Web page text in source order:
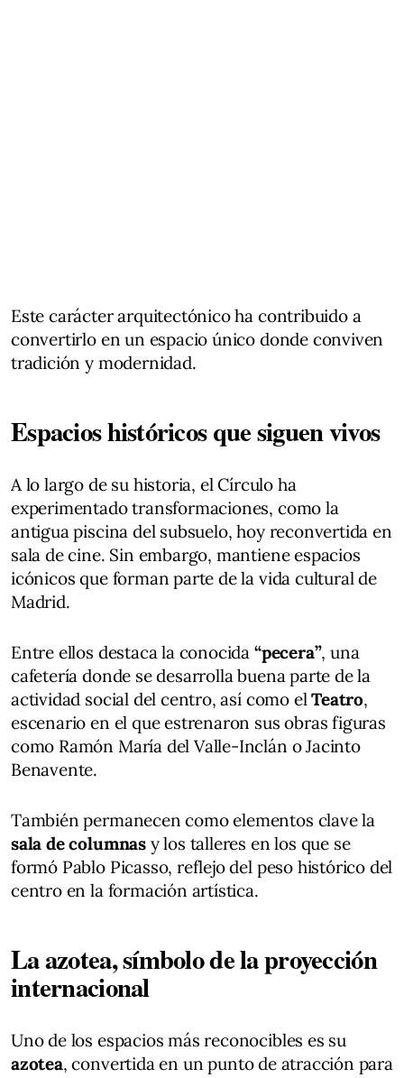
Este carácter arquitectónico ha contribuido a
convertirlo en un espacio único donde conviven
tradición y modernidad.
Espacios históricos que siguen vivos
A lo largo de su historia, el Círculo ha
experimentado transformaciones, como la
antigua piscina del subsuelo, hoy reconvertida en
sala de cine. Sin embargo, mantiene espacios
icónicos que forman parte de la vida cultural de
Madrid.
Entre ellos destaca la conocida “pecera”, una
cafetería donde se desarrolla buena parte de la
actividad social del centro, así como elTeatro,
escenario en el que estrenaron sus obras figuras
como Ramón María del Valle-Inclán o Jacinto
Benavente.
También permanecen como elementos clave la
sala de columnasy los talleres en los que se
formó Pablo Picasso, reflejo del peso histórico del
centro en la formación artística.
La azotea, símbolo de la proyección
internacional
Uno de los espacios más reconocibles es su
azotea, convertida en un punto de atracción para